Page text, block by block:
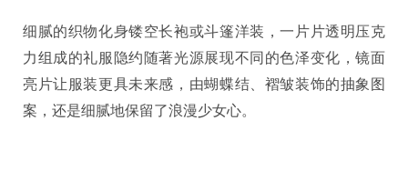
细腻的织物化身镂空长袍或斗篷洋装，一片片透明压克
力组成的礼服隐约随著光源展现不同的色泽变化，镜面
亮片让服装更具未来感，由蝴蝶结、褶皱装饰的抽象图
案，还是细腻地保留了浪漫少女心。